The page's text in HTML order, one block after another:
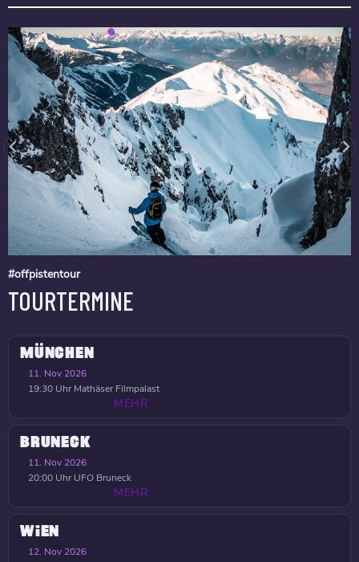
#offpistentour
TOURTERMINE
MÜNCHEN
11. Nov 2026
19:30 Uhr Mathäser Filmpalast
MEHR
BRUNECK
11. Nov 2026
20:00 Uhr UFO Bruneck
MEHR
WIEN
12. Nov 2026